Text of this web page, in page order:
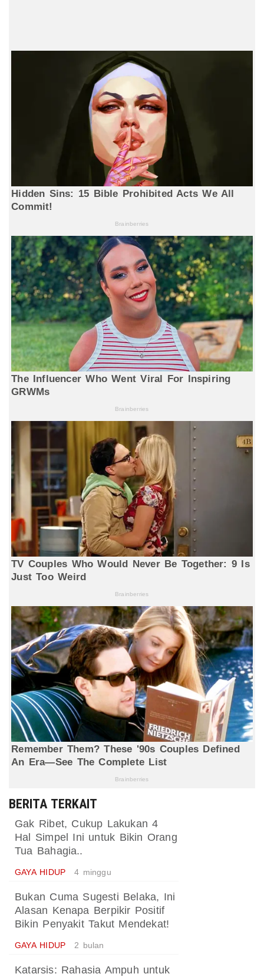
BERITA TERKAIT
Gak Ribet, Cukup Lakukan 4
Hal Simpel Ini untuk Bikin Orang
Tua Bahagia..
GAYA HIDUP 4 minggu
Bukan Cuma Sugesti Belaka, Ini
Alasan Kenapa Berpikir Positif
Bikin Penyakit Takut Mendekat!
GAYA HIDUP 2 bulan
Katarsis: Rahasia Ampuh untuk